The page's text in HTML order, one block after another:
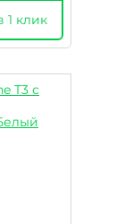
1 клик
T3 с